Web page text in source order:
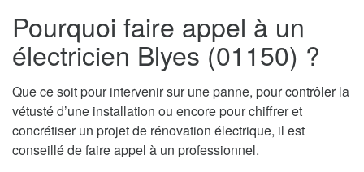
Pourquoi faire appel à un
électricien Blyes (01150) ?
Que ce soit pour intervenir sur une panne, pour contrôler la
vétusté d’une installation ou encore pour chiffrer et
concrétiser un projet de rénovation électrique, il est
conseillé de faire appel à un professionnel.